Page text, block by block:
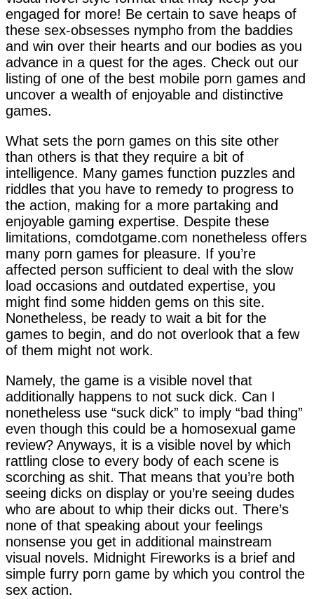
engaged for more! Be certain to save heaps of
these sex-obsesses nympho from the baddies
and win over their hearts and our bodies as you
advance in a quest for the ages. Check out our
listing of one of the best mobile porn games and
uncover a wealth of enjoyable and distinctive
games.
What sets the porn games on this site other
than others is that they require a bit of
intelligence. Many games function puzzles and
riddles that you have to remedy to progress to
the action, making for a more partaking and
enjoyable gaming expertise. Despite these
limitations, comdotgame.com nonetheless offers
many porn games for pleasure. If you’re
affected person sufficient to deal with the slow
load occasions and outdated expertise, you
might find some hidden gems on this site.
Nonetheless, be ready to wait a bit for the
games to begin, and do not overlook that a few
of them might not work.
Namely, the game is a visible novel that
additionally happens to not suck dick. Can I
nonetheless use “suck dick” to imply “bad thing”
even though this could be a homosexual game
review? Anyways, it is a visible novel by which
rattling close to every body of each scene is
scorching as shit. That means that you’re both
seeing dicks on display or you’re seeing dudes
who are about to whip their dicks out. There’s
none of that speaking about your feelings
nonsense you get in additional mainstream
visual novels. Midnight Fireworks is a brief and
simple furry porn game by which you control the
sex action.